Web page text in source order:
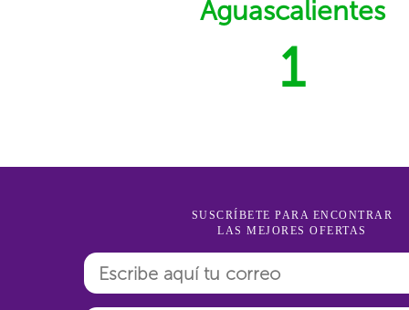
Aguascalientes
1
SUSCRÍBETE PARA ENCONTRAR
LAS MEJORES OFERTAS